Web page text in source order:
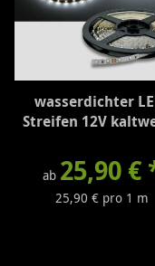
wasserdichter
Streifen 12V
ab 25,90 €
25,90 € pro 1 m